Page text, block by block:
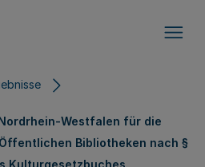
Westfalen für die
Bibliotheken nach §
Kulturgesetzbuches